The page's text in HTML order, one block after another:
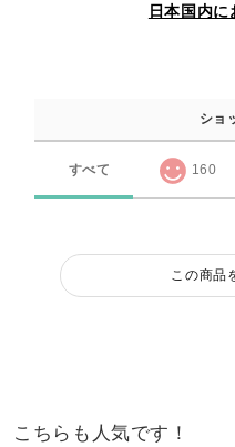
日本国内
ショ
すべて 160
この商品
こちらも人気です！